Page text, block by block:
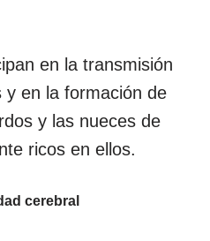
en la transmisión
y en la formación de
y las nueces de
ricos en ellos.
cerebral